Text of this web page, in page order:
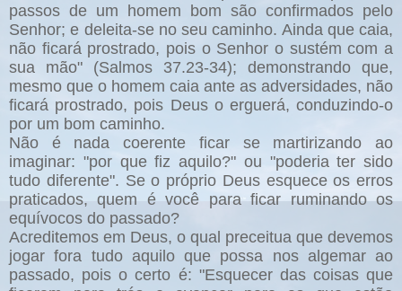
passos de um homem bom são confirmados pelo
Senhor; e deleita-se no seu caminho. Ainda que caia,
não ficará prostrado, pois o Senhor o sustém com a
sua mão" (Salmos 37.23-34); demonstrando que,
mesmo que o homem caia ante as adversidades, não
ficará prostrado, pois Deus o erguerá, conduzindo-o
por um bom caminho.
Não é nada coerente ficar se martirizando ao
imaginar: "por que fiz aquilo?" ou "poderia ter sido
tudo diferente". Se o próprio Deus esquece os erros
praticados, quem é você para ficar ruminando os
equívocos do passado?
Acreditemos em Deus, o qual preceitua que devemos
jogar fora tudo aquilo que possa nos algemar ao
passado, pois o certo é: "Esquecer das coisas que